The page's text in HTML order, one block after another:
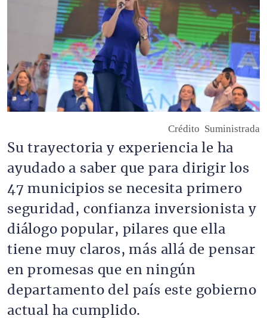
Crédito Suministrada
Su trayectoria y experiencia le ha
ayudado a saber que para dirigir los
47 municipios se necesita primero
seguridad, confianza inversionista y
diálogo popular, pilares que ella
tiene muy claros, más allá de pensar
en promesas que en ningún
departamento del país este gobierno
actual ha cumplido.